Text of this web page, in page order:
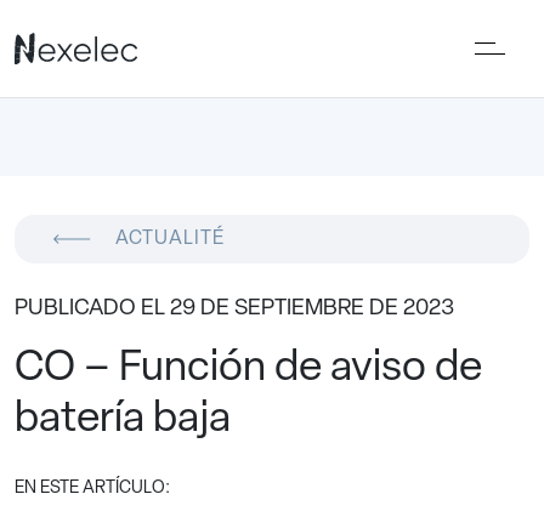
ACTUALITÉ
PUBLICADO EL 29 DE SEPTIEMBRE DE 2023
CO – Función de aviso de
batería baja
EN ESTE ARTÍCULO: